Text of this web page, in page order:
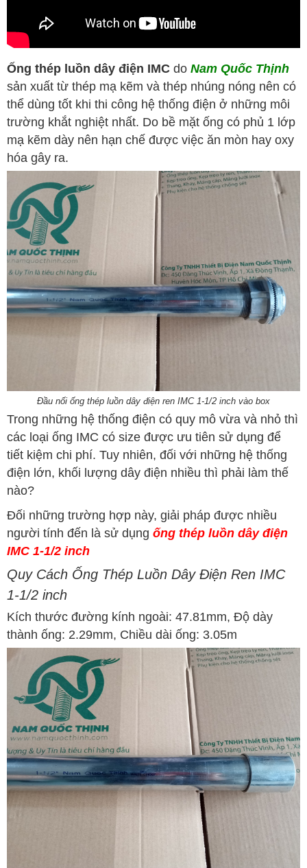
Ống thép luồn dây điện IMC do Nam Quốc Thịnh
sản xuất từ thép mạ kẽm và thép nhúng nóng nên có
thể dùng tốt khi thi công hệ thống điện ở những môi
trường khắt nghiệt nhất. Do bề mặt ống có phủ 1 lớp
mạ kẽm dày nên hạn chế được việc ăn mòn hay oxy
hóa gây ra.
Đầu nối ống thép luồn dây điện ren IMC 1-1/2 inch vào box
Trong những hệ thống điện có quy mô vừa và nhỏ thì
các loại ống IMC có size được ưu tiên sử dụng để
tiết kiệm chi phí. Tuy nhiên, đối với những hệ thống
điện lớn, khối lượng dây điện nhiều thì phải làm thế
nào?
Đối những trường hợp này, giải pháp được nhiều
người tính đến là sử dụng ống thép luồn dây điện
IMC 1-1/2 inch
Quy Cách Ống Thép Luồn Dây Điện Ren IMC
1-1/2 inch
Kích thước đường kính ngoài: 47.81mm, Độ dày
thành ống: 2.29mm, Chiều dài ống: 3.05m